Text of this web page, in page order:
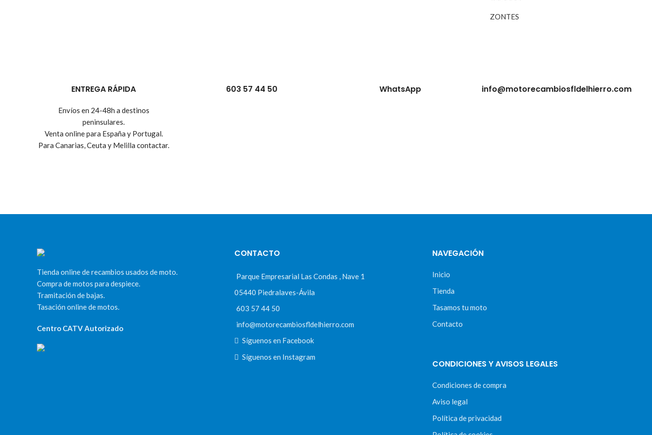
ZONTES
ENTREGA RÁPIDA
Envíos en 24-48h a destinos
peninsulares.
Venta online para España y Portugal.
Para Canarias, Ceuta y Melilla contactar.
603 57 44 50 WhatsApp info@motorecambiosfldelhierro.com
Tienda online de recambios usados de moto.
Compra de motos para despiece.
Tramitación de bajas.
Tasación online de motos.
Centro CATV Autorizado
CONTACTO
Parque Empresarial Las Condas , Nave 1
05440 Piedralaves-Ávila
603 57 44 50
info@motorecambiosfldelhierro.com
Síguenos en Facebook
Síguenos en Instagram
NAVEGACIÓN
Inicio
Tienda
Tasamos tu moto
Contacto
CONDICIONES Y AVISOS LEGALES
Condiciones de compra
Aviso legal
Política de privacidad